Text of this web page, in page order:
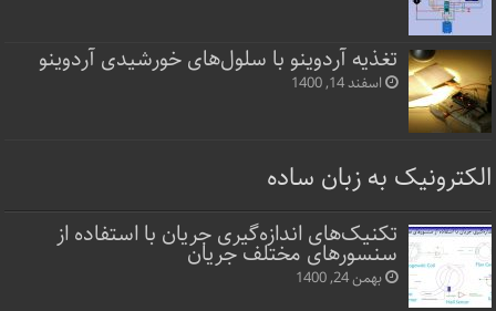
تغذیه آردوینو با سلول‌های خورشیدی آردوینو
اسفند 14, 1400
الکترونیک به زبان ساده
تکنیک‌های اندازه‌گیری جریان با استفاده از
سنسورهای مختلف جریان
بهمن 24, 1400